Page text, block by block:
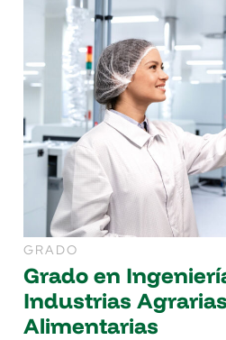
GRADO
Grado en
Industrias
Alimentarias